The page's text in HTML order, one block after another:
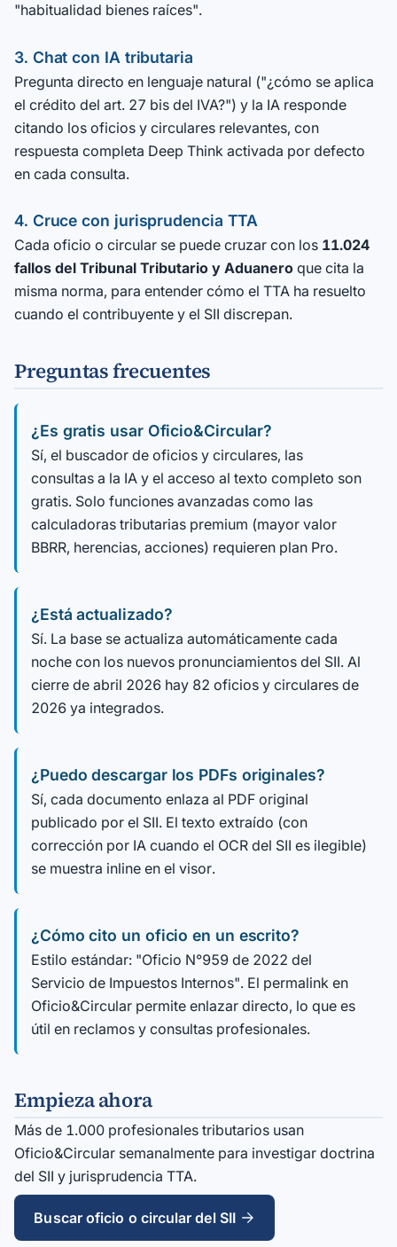
"habitualidad bienes raíces".
3. Chat con IA tributaria
Pregunta directo en lenguaje natural ("¿cómo se aplica
el crédito del art. 27 bis del IVA?") y la IA responde
citando los oficios y circulares relevantes, con
respuesta completa Deep Think activada por defecto
en cada consulta.
4. Cruce con jurisprudencia TTA
Cada oficio o circular se puede cruzar con los 11.024
fallos del Tribunal Tributario y Aduanero que cita la
misma norma, para entender cómo el TTA ha resuelto
cuando el contribuyente y el SII discrepan.
Preguntas frecuentes
¿Es gratis usar Oficio&Circular?
Sí, el buscador de oficios y circulares, las
consultas a la IA y el acceso al texto completo son
gratis. Solo funciones avanzadas como las
calculadoras tributarias premium (mayor valor
BBRR, herencias, acciones) requieren plan Pro.
¿Está actualizado?
Sí. La base se actualiza automáticamente cada
noche con los nuevos pronunciamientos del SII. Al
cierre de abril 2026 hay 82 oficios y circulares de
2026 ya integrados.
¿Puedo descargar los PDFs originales?
Sí, cada documento enlaza al PDF original
publicado por el SII. El texto extraído (con
corrección por IA cuando el OCR del SII es ilegible)
se muestra inline en el visor.
¿Cómo cito un oficio en un escrito?
Estilo estándar: "Oficio N°959 de 2022 del
Servicio de Impuestos Internos". El permalink en
Oficio&Circular permite enlazar directo, lo que es
útil en reclamos y consultas profesionales.
Empieza ahora
Más de 1.000 profesionales tributarios usan
Oficio&Circular semanalmente para investigar doctrina
del SII y jurisprudencia TTA.
Buscar oficio o circular del SII